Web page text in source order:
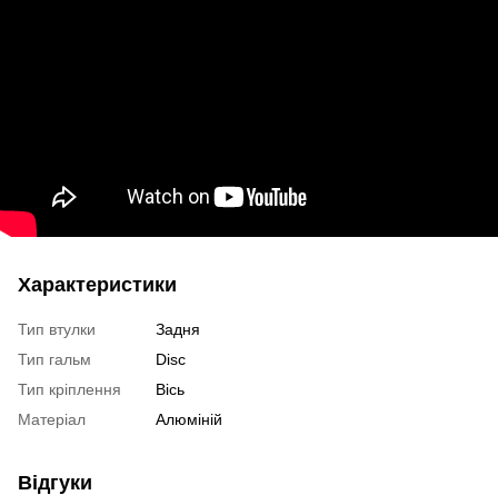
Характеристики
Тип втулки
Задня
Тип гальм
Disc
Тип кріплення
Вісь
Матеріал
Алюміній
Відгуки